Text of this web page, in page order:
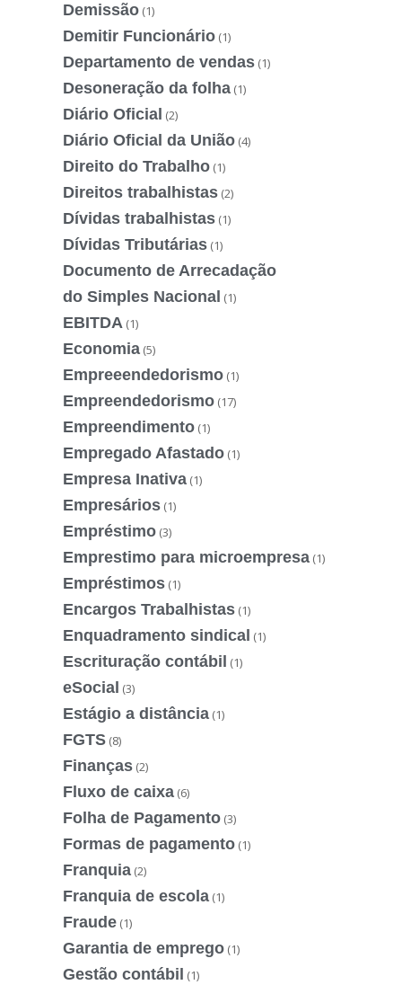
Demissão (1)
Demitir Funcionário (1)
Departamento de vendas (1)
Desoneração da folha (1)
Diário Oficial (2)
Diário Oficial da União (4)
Direito do Trabalho (1)
Direitos trabalhistas (2)
Dívidas trabalhistas (1)
Dívidas Tributárias (1)
Documento de Arrecadação
do Simples Nacional (1)
EBITDA (1)
Economia (5)
Empreeendedorismo (1)
Empreendedorismo (17)
Empreendimento (1)
Empregado Afastado (1)
Empresa Inativa (1)
Empresários (1)
Empréstimo (3)
Emprestimo para microempresa (1)
Empréstimos (1)
Encargos Trabalhistas (1)
Enquadramento sindical (1)
Escrituração contábil (1)
eSocial (3)
Estágio a distância (1)
FGTS (8)
Finanças (2)
Fluxo de caixa (6)
Folha de Pagamento (3)
Formas de pagamento (1)
Franquia (2)
Franquia de escola (1)
Fraude (1)
Garantia de emprego (1)
Gestão contábil (1)